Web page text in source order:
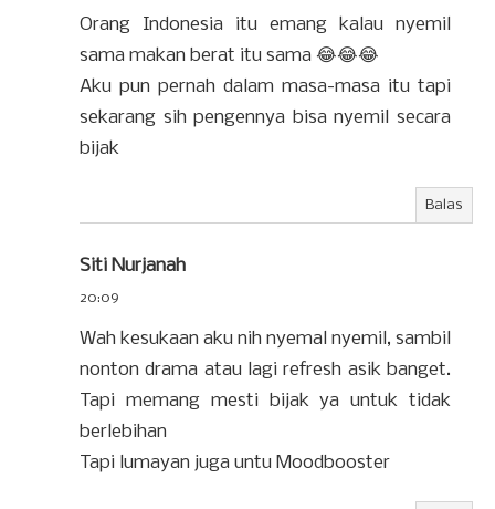
Orang Indonesia itu emang kalau nyemil
sama makan berat itu sama 😂😂😂
Aku pun pernah dalam masa-masa itu tapi
sekarang sih pengennya bisa nyemil secara
bijak
Balas
Siti Nurjanah
20:09
Wah kesukaan aku nih nyemal nyemil, sambil
nonton drama atau lagi refresh asik banget.
Tapi memang mesti bijak ya untuk tidak
berlebihan
Tapi lumayan juga untu Moodbooster